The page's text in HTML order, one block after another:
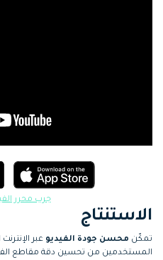
جرب محرر
الاستنتاج
تمكّن محسن جودة الفيديو عبر
المستخدمين من تحسين دقة مقاطع